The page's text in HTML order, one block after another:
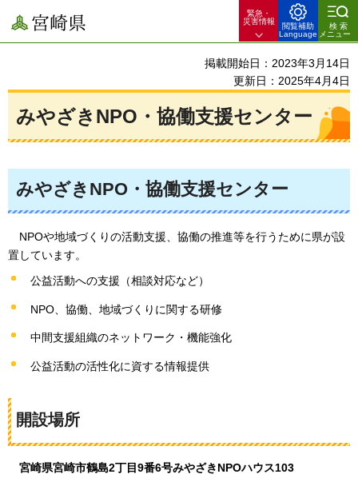
宮崎県
緊急・
災害情報
閲覧補助
Language
検索
メニュー
掲載開始日：2023年3月14日
更新日：2025年4月4日
みやざきNPO・協働支援センター
みやざきNPO・協働支援センター
NPOや地域づくりの活動支援、協働の推進等を行うために県が設
置しています。
公益活動への支援（相談対応など）
NPO、協働、地域づくりに関する研修
中間支援組織のネットワーク・機能強化
公益活動の活性化に資する情報提供
開設場所
宮崎県宮崎市鶴島2丁目9番6号みやざきNPOハウス103